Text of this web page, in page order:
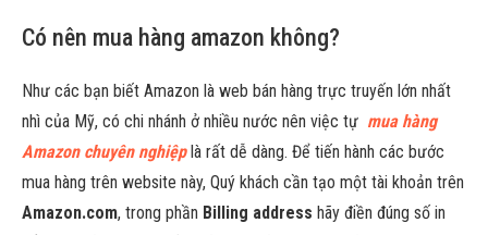
Có nên mua hàng amazon không?
Như các bạn biết Amazon là web bán hàng trực truyến lớn nhất
nhì của Mỹ, có chi nhánh ở nhiều nước nên việc tự mua hàng
Amazon chuyên nghiệplà rất dễ dàng. Để tiến hành các bước
mua hàng trên website này, Quý khách cần tạo một tài khoản trên
Amazon.com, trong phần Billing address hãy điền đúng số in